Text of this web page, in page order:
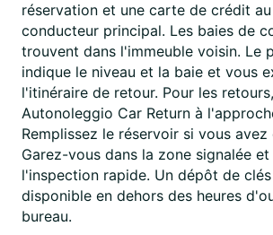
réservation et une carte de crédit
conducteur principal. Les baies de
trouvent dans l'immeuble voisin. Le
indique le niveau et la baie et vous
l'itinéraire de retour. Pour les
Autonoleggio Car Return à
Remplissez le réservoir si vous avez
Garez-vous dans la zone signalée
l'inspection rapide. Un dépôt de
disponible en dehors des heures
bureau.